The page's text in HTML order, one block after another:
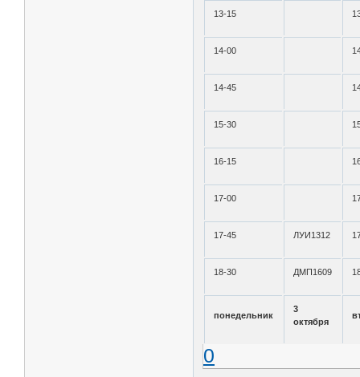
13-15
14-00
14-45
15-30
16-15
17-00
17-45 ЛУИ1312
18-30 ДМП1609
понедельник
3
октября
0